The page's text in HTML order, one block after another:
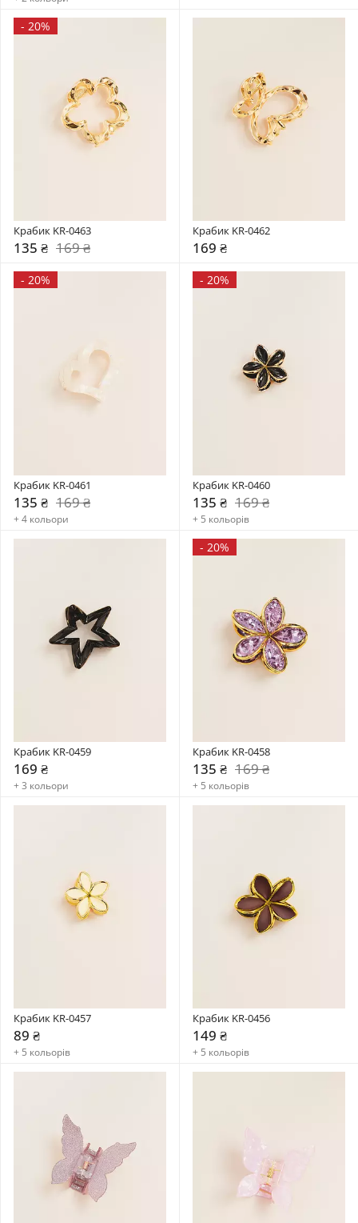
- 20%
Крабик KR-0463
135 ₴ 169 ₴
Крабик KR-0462
169 ₴
- 20%
Крабик KR-0461
135 ₴ 169 ₴
+ 4 кольори
- 20%
Крабик KR-0460
135 ₴ 169 ₴
+ 5 кольорів
Крабик KR-0459
169 ₴
+ 3 кольори
- 20%
Крабик KR-0458
135 ₴ 169 ₴
+ 5 кольорів
Крабик KR-0457
89 ₴
+ 5 кольорів
Крабик KR-0456
149 ₴
+ 5 кольорів